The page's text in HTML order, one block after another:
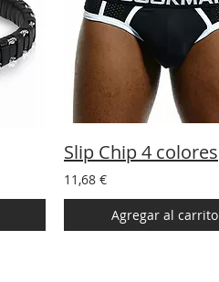
Slip Chip 4 colores
11,68 €
Agregar al carrito